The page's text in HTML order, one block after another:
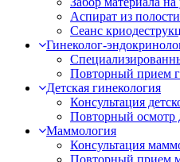
Аспират из
Сеанс
Гинеколог-
Повторный прием
Детская гинекология
Консультация
Повторный осмотр
Маммология
Консультация
Повторный прием